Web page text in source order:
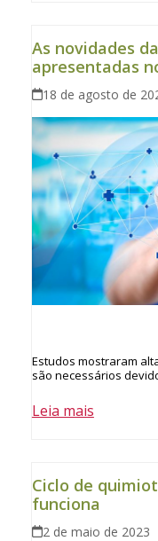
As novidades
apresentadas
18 de agosto de
Estudos mostraram
são necessários
Leia mais
Ciclo de
funciona
2 de maio de 2023